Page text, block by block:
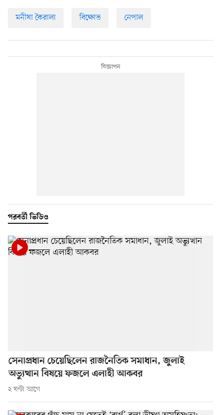
মনীষা কৈরালা বিক্ষোভ নেপাল
পরবর্তী ভিডিও
সেনাপ্রধান চেয়েছিলেন রাজনৈতিক সমাধান, জুলাই
অভ্যুত্থান বিষয়ে ফজলে এলাহী আকবর
২ ঘণ্টা আগে